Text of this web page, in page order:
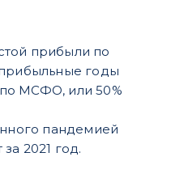
прибыли по
годы
МСФО, или 50%
пандемией
2021 год.